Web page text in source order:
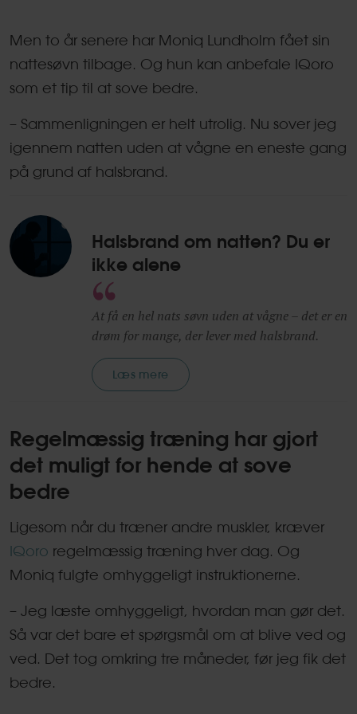
Men to år senere har Moniq Lundholm fået sin
nattesøvn tilbage. Og hun kan anbefale IQoro
som et tip til at sove bedre.
– Sammenligningen er helt utrolig. Nu sover jeg
igennem natten uden at vågne en eneste gang
på grund af halsbrand.
Halsbrand om natten? Du er
ikke alene
At få en hel nats søvn uden at vågne – det er en
drøm for mange, der lever med halsbrand.
Læs mere
Regelmæssig træning har gjort
det muligt for hende at sove
bedre
Ligesom når du træner andre muskler, kræver
IQoro regelmæssig træning hver dag. Og
Moniq fulgte omhyggeligt instruktionerne.
– Jeg læste omhyggeligt, hvordan man gør det.
Så var det bare et spørgsmål om at blive ved og
ved. Det tog omkring tre måneder, før jeg fik det
bedre.